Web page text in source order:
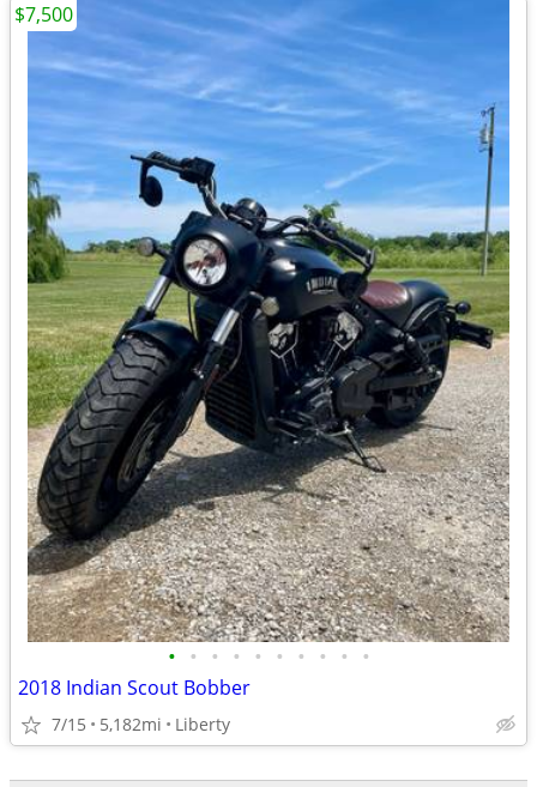
• • • • • • • • • •
2018 Indian Scout Bobber
7/15 5,182mi Liberty
$7,500